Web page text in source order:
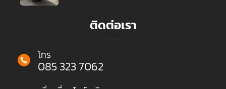
ติดต่อเรา
โทร
085 323 7062